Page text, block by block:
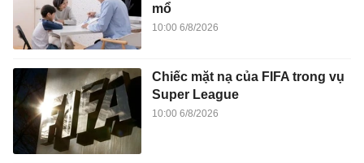
mổ
10:00 6/8/2026
Chiếc mặt nạ của FIFA trong vụ
Super League
10:00 6/8/2026